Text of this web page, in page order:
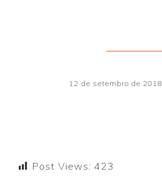
12 de setembro de 2018
Post Views: 423